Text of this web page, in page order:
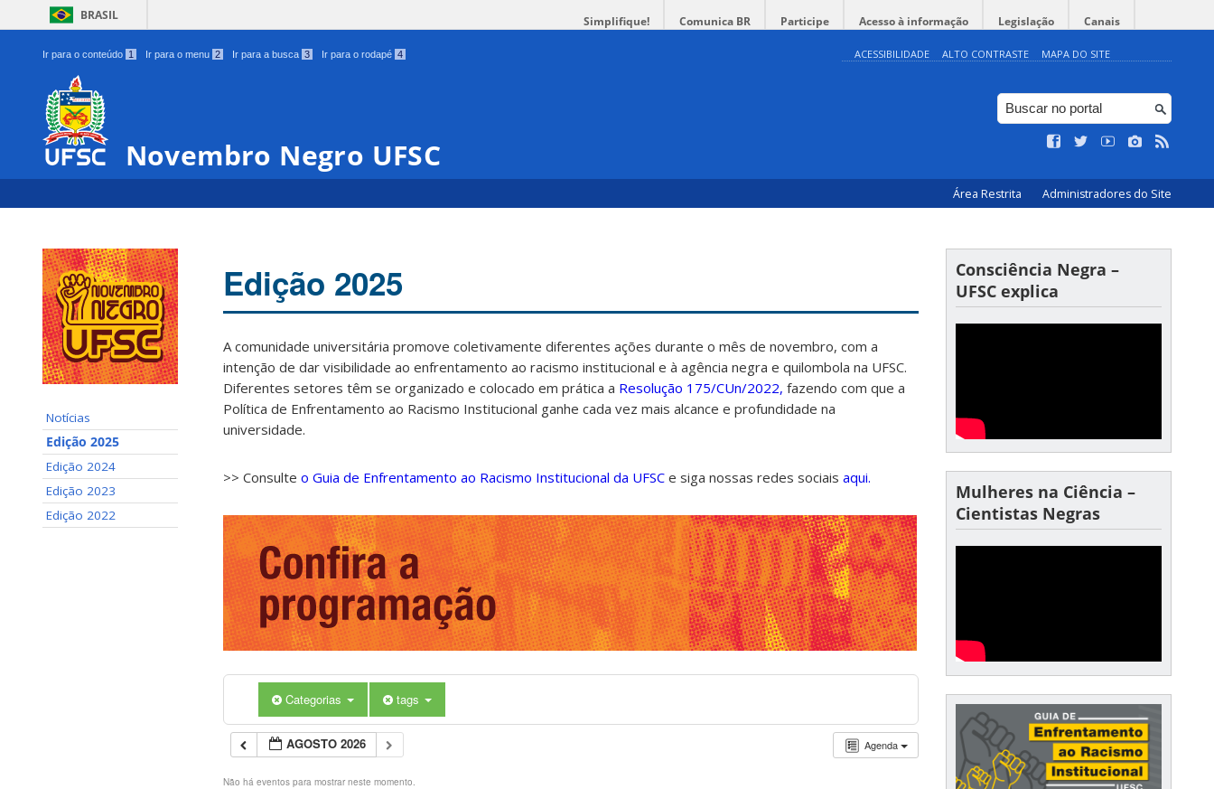
BRASIL Simplifique! Comunica BR Participe Acesso à informação Legislação Canais
Ir para o conteúdo 1 Ir para o menu 2 Ir para a busca 3 Ir para o rodapé 4 ACESSIBILIDADE ALTO CONTRASTE MAPA DO SITE
Novembro Negro UFSC
Área Restrita Administradores do Site
Notícias
Edição 2025
Edição 2024
Edição 2023
Edição 2022
Edição 2025
A comunidade universitária promove coletivamente diferentes ações durante o mês de novembro, com a
intenção de dar visibilidade ao enfrentamento ao racismo institucional e à agência negra e quilombola na UFSC.
Diferentes setores têm se organizado e colocado em prática a Resolução 175/CUn/2022, fazendo com que a
Política de Enfrentamento ao Racismo Institucional ganhe cada vez mais alcance e profundidade na
universidade.
>> Consulte o Guia de Enfrentamento ao Racismo Institucional da UFSC e siga nossas redes sociais aqui.
Categorias tags
Agenda
AGOSTO 2026
Não há eventos para mostrar neste momento.
Consciência Negra –
UFSC explica
Mulheres na Ciência –
Cientistas Negras